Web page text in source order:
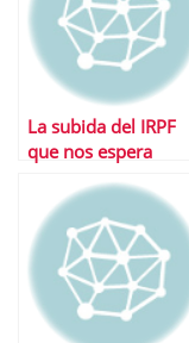
La subida del IRPF
que nos espera